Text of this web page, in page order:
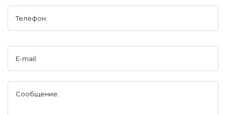
Телефон:
E-mail:
Сообщение: